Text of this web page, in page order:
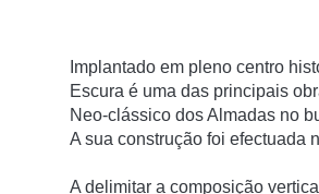
Implantado em pleno centro
Escura é uma das principais
Neo-clássico dos Almadas no
A sua construção foi efectuada
A delimitar a composição